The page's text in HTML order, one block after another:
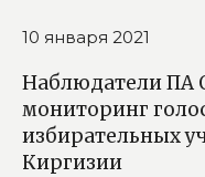
10 января 2021
Наблюдатели ПА
мониторинг
избирательных
Киргизии